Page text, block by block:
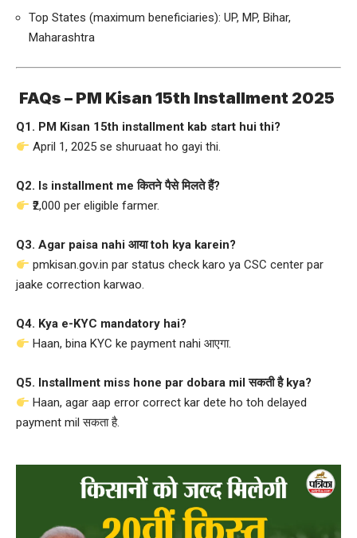
Top States (maximum beneficiaries): UP, MP, Bihar,
Maharashtra
FAQs – PM Kisan 15th Installment 2025
Q1. PM Kisan 15th installment kab start hui thi?
April 1, 2025 se shuruaat ho gayi thi.
Q2. Is installment me कितने पैसे मिलते हैं?
₹2,000 per eligible farmer.
Q3. Agar paisa nahi आया toh kya karein?
pmkisan.gov.in par status check karo ya CSC center par
jaake correction karwao.
Q4. Kya e-KYC mandatory hai?
Haan, bina KYC ke payment nahi आएगा.
Q5. Installment miss hone par dobara mil सकती है kya?
Haan, agar aap error correct kar dete ho toh delayed
payment mil सकता है.